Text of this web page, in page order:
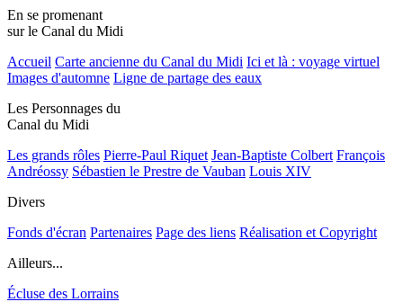
En se promenant
sur le Canal du Midi
Accueil Carte ancienne du Canal du Midi Ici et là : voyage virtuel
Images d'automne Ligne de partage des eaux
Les Personnages du
Canal du Midi
Les grands rôles Pierre-Paul Riquet Jean-Baptiste Colbert François
Andréossy Sébastien le Prestre de Vauban Louis XIV
Divers
Fonds d'écran Partenaires Page des liens Réalisation et Copyright
Ailleurs...
Écluse des Lorrains